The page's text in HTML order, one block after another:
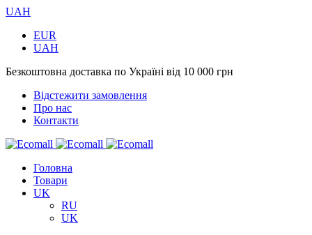
UAH
EUR
UAH
Безкоштовна доставка по Україні від 10 000 грн
Відстежити замовлення
Про нас
Контакти
Головна
Товари
UK
RU
UK